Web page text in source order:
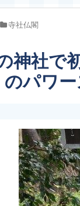
寺社仏閣
神社で
パワー